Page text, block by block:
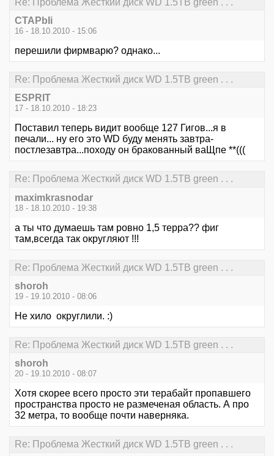
CTAPbIi
16 - 18.10.2010 - 15:06
перешили фирмварю? однако...
Re: Проблема Жесткий диск WD 1.5TB green . . .
ESPRIT
17 - 18.10.2010 - 18:23
Поставил теперь видит вообще 127 Гигов...я в
печали... ну его это WD буду менять завтра-
постлезавтра...походу он бракованный ваЩпе **(((
Re: Проблема Жесткий диск WD 1.5TB green . . .
maximkrasnodar
18 - 18.10.2010 - 19:38
а ты что думаешь там ровно 1,5 терра?? фиг
там,всегда так округляют !!!
Re: Проблема Жесткий диск WD 1.5TB green . . .
shoroh
19 - 19.10.2010 - 08:06
Не хило округлили. :)
Re: Проблема Жесткий диск WD 1.5TB green . . .
shoroh
20 - 19.10.2010 - 08:07
Хотя скорее всего просто эти терабайт пропавшего
пространства просто не размеченая область. А про
32 метра, то вообще почти наверняка.
Re: Проблема Жесткий диск WD 1.5TB green . . .